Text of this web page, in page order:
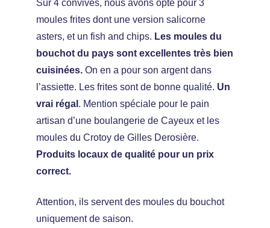
Sur 4 convives, nous avons opté pour 3
moules frites dont une version salicorne
asters, et un fish and chips. Les moules du
bouchot du pays sont excellentes très bien
cuisinées. On en a pour son argent dans
l’assiette. Les frites sont de bonne qualité. Un
vrai régal . Mention spéciale pour le pain
artisan d’une boulangerie de Cayeux et les
moules du Crotoy de Gilles Derosière.
Produits locaux de qualité pour un prix
correct.
Attention, ils servent des moules du bouchot
uniquement de saison.